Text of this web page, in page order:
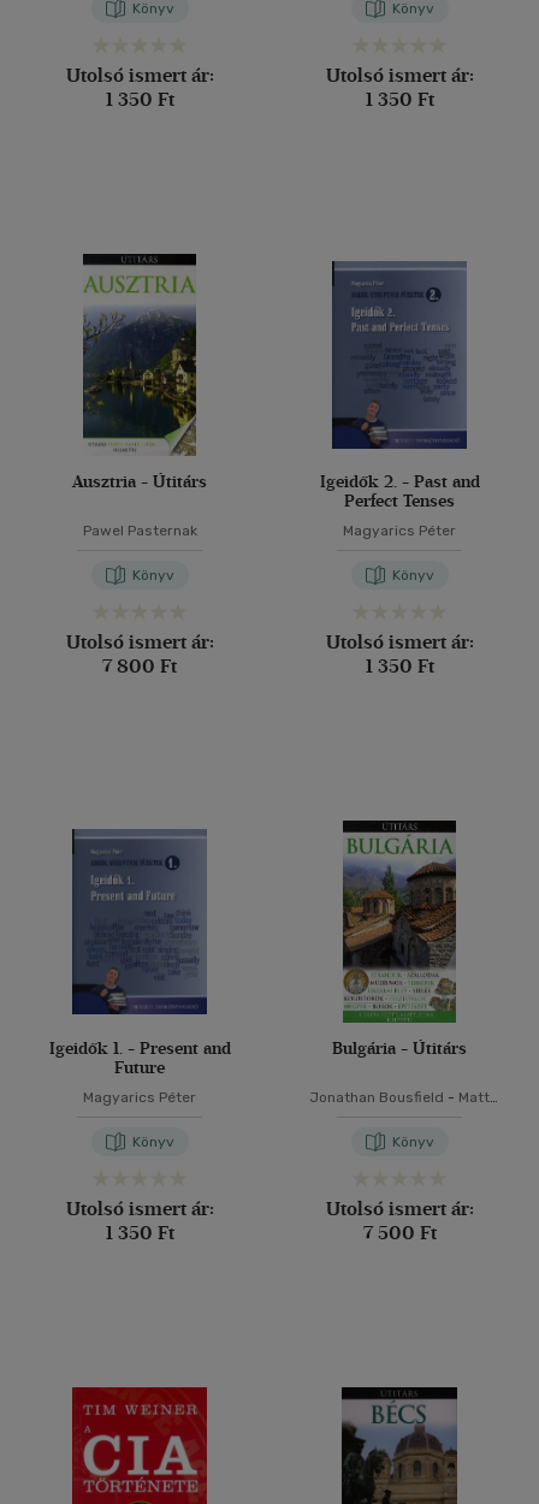
Könyv
Utolsó ismert ár:
1 350 Ft
Könyv
Utolsó ismert ár:
1 350 Ft
Ausztria - Útitárs
Pawel Pasternak
Könyv
Utolsó ismert ár:
7 800 Ft
Igeidők 2. - Past and
Perfect Tenses
Magyarics Péter
Könyv
Utolsó ismert ár:
1 350 Ft
Igeidők 1. - Present and
Future
Magyarics Péter
Könyv
Utolsó ismert ár:
1 350 Ft
Bulgária - Útitárs
Jonathan Bousfield - Matt
Könyv
Utolsó ismert ár:
7 500 Ft